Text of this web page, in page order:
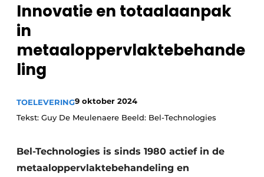
Privacy / Cookie statement
Vacatures
Video’s
Innovatie en totaalaanpak
in
metaaloppervlaktebehande
ling
TOELEVERING9 oktober 2024
Tekst: Guy De Meulenaere Beeld: Bel-Technologies
Bel-Technologies is sinds 1980 actief in de
metaaloppervlaktebehandeling en